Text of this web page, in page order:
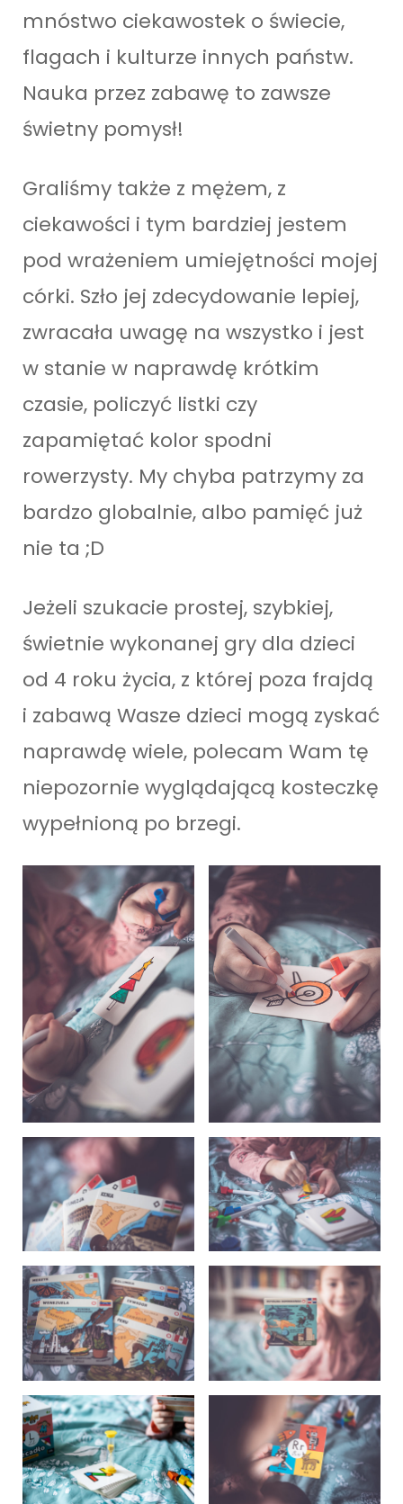
mnóstwo ciekawostek o świecie,
flagach i kulturze innych państw.
Nauka przez zabawę to zawsze
świetny pomysł!
Graliśmy także z mężem, z
ciekawości i tym bardziej jestem
pod wrażeniem umiejętności mojej
córki. Szło jej zdecydowanie lepiej,
zwracała uwagę na wszystko i jest
w stanie w naprawdę krótkim
czasie, policzyć listki czy
zapamiętać kolor spodni
rowerzysty. My chyba patrzymy za
bardzo globalnie, albo pamięć już
nie ta ;D
Jeżeli szukacie prostej, szybkiej,
świetnie wykonanej gry dla dzieci
od 4 roku życia, z której poza frajdą
i zabawą Wasze dzieci mogą zyskać
naprawdę wiele, polecam Wam tę
niepozornie wyglądającą kosteczkę
wypełnioną po brzegi.